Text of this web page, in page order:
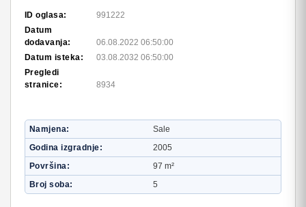
ID oglasa:
991222
Datum
dodavanja:
06.08.2022 06:50:00
Datum isteka:
03.08.2032 06:50:00
Pregledi
stranice:
8934
Namjena
Sale
Godina izgradnje
2005
Površina
97 m²
Broj soba
5